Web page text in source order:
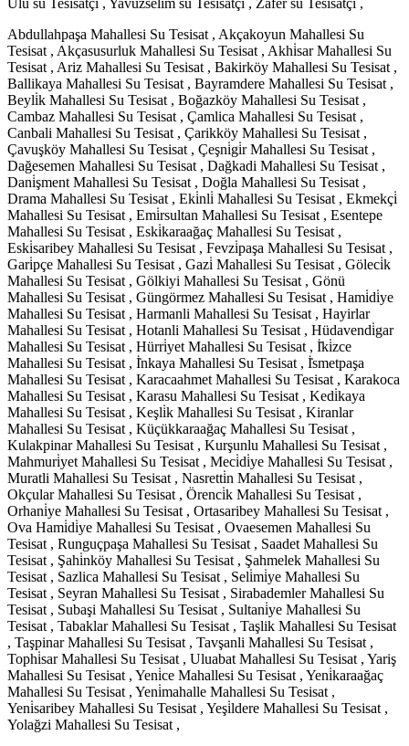
Abdullahpaşa Mahallesi Su Tesisat , Akçakoyun Mahallesi Su
Tesisat , Akçasusurluk Mahallesi Su Tesisat , Akhi̇sar Mahallesi Su
Tesisat , Ariz Mahallesi Su Tesisat , Bakirköy Mahallesi Su Tesisat ,
Ballikaya Mahallesi Su Tesisat , Bayramdere Mahallesi Su Tesisat ,
Beyli̇k Mahallesi Su Tesisat , Boğazköy Mahallesi Su Tesisat ,
Cambaz Mahallesi Su Tesisat , Çamlica Mahallesi Su Tesisat ,
Canbali Mahallesi Su Tesisat , Çarikköy Mahallesi Su Tesisat ,
Çavuşköy Mahallesi Su Tesisat , Çeşni̇gi̇r Mahallesi Su Tesisat ,
Dağesemen Mahallesi Su Tesisat , Dağkadi Mahallesi Su Tesisat ,
Dani̇şment Mahallesi Su Tesisat , Doğla Mahallesi Su Tesisat ,
Drama Mahallesi Su Tesisat , Eki̇nli̇ Mahallesi Su Tesisat , Ekmekçi̇
Mahallesi Su Tesisat , Emi̇rsultan Mahallesi Su Tesisat , Esentepe
Mahallesi Su Tesisat , Eski̇karaağaç Mahallesi Su Tesisat ,
Eski̇saribey Mahallesi Su Tesisat , Fevzi̇paşa Mahallesi Su Tesisat ,
Gari̇pçe Mahallesi Su Tesisat , Gazi̇ Mahallesi Su Tesisat , Göleci̇k
Mahallesi Su Tesisat , Gölkiyi Mahallesi Su Tesisat , Gönü
Mahallesi Su Tesisat , Güngörmez Mahallesi Su Tesisat , Hami̇di̇ye
Mahallesi Su Tesisat , Harmanli Mahallesi Su Tesisat , Hayirlar
Mahallesi Su Tesisat , Hotanli Mahallesi Su Tesisat , Hüdavendi̇gar
Mahallesi Su Tesisat , Hürri̇yet Mahallesi Su Tesisat , İ̇ki̇zce
Mahallesi Su Tesisat , İ̇nkaya Mahallesi Su Tesisat , İ̇smetpaşa
Mahallesi Su Tesisat , Karacaahmet Mahallesi Su Tesisat , Karakoca
Mahallesi Su Tesisat , Karasu Mahallesi Su Tesisat , Kedi̇kaya
Mahallesi Su Tesisat , Keşli̇k Mahallesi Su Tesisat , Kiranlar
Mahallesi Su Tesisat , Küçükkaraağaç Mahallesi Su Tesisat ,
Kulakpinar Mahallesi Su Tesisat , Kurşunlu Mahallesi Su Tesisat ,
Mahmuri̇yet Mahallesi Su Tesisat , Meci̇di̇ye Mahallesi Su Tesisat ,
Muratli Mahallesi Su Tesisat , Nasretti̇n Mahallesi Su Tesisat ,
Okçular Mahallesi Su Tesisat , Örenci̇k Mahallesi Su Tesisat ,
Orhani̇ye Mahallesi Su Tesisat , Ortasaribey Mahallesi Su Tesisat ,
Ova Hami̇di̇ye Mahallesi Su Tesisat , Ovaesemen Mahallesi Su
Tesisat , Runguçpaşa Mahallesi Su Tesisat , Saadet Mahallesi Su
Tesisat , Şahi̇nköy Mahallesi Su Tesisat , Şahmelek Mahallesi Su
Tesisat , Sazlica Mahallesi Su Tesisat , Seli̇mi̇ye Mahallesi Su
Tesisat , Seyran Mahallesi Su Tesisat , Sirabademler Mahallesi Su
Tesisat , Subaşi Mahallesi Su Tesisat , Sultani̇ye Mahallesi Su
Tesisat , Tabaklar Mahallesi Su Tesisat , Taşlik Mahallesi Su Tesisat
, Taşpinar Mahallesi Su Tesisat , Tavşanli Mahallesi Su Tesisat ,
Tophi̇sar Mahallesi Su Tesisat , Uluabat Mahallesi Su Tesisat , Yariş
Mahallesi Su Tesisat , Yeni̇ce Mahallesi Su Tesisat , Yeni̇karaağaç
Mahallesi Su Tesisat , Yeni̇mahalle Mahallesi Su Tesisat ,
Yeni̇saribey Mahallesi Su Tesisat , Yeşi̇ldere Mahallesi Su Tesisat ,
Yolağzi Mahallesi Su Tesisat ,